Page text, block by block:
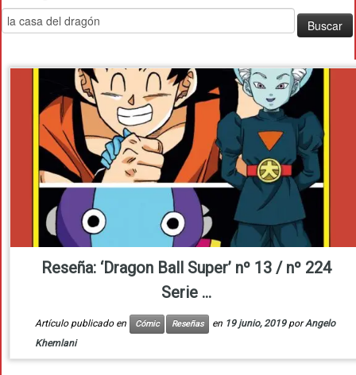
Buscar:
Reseña: ‘Dragon Ball Super’ nº 13 / nº 224
Serie ...
Artículo publicado en Cómic Reseñas en 19 junio, 2019 porAngelo
Khemlani